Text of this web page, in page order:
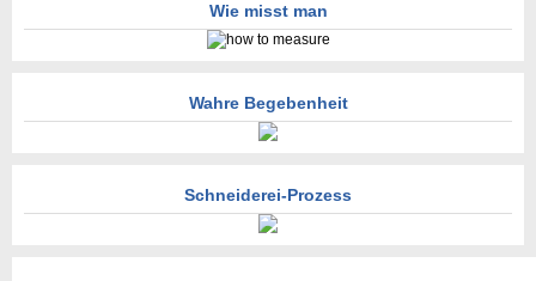
Wie misst man
Wahre Begebenheit
Schneiderei-Prozess